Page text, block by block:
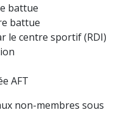
battue
battue
le centre sportif (RDI)
AFT
non-membres sous